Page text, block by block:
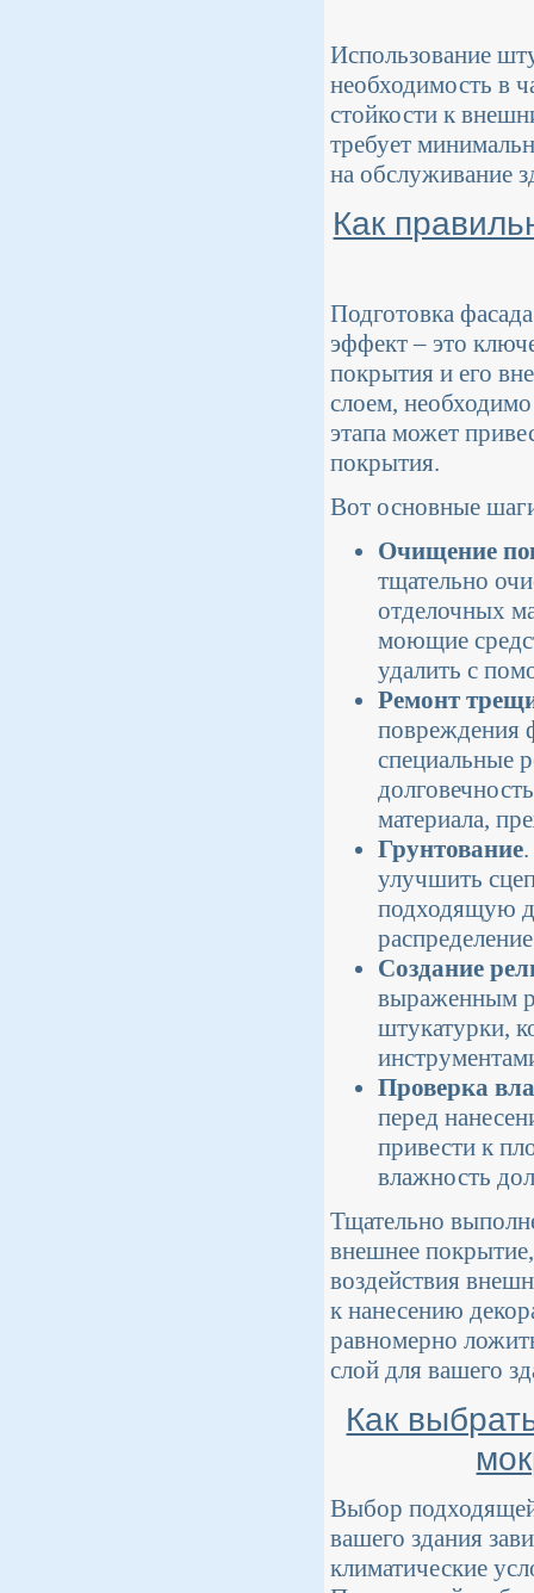
Использование
необходимость в
стойкости к
требует
на обслуживание
Как
Подготовка
эффект – это
покрытия и его
слоем,
этапа может
покрытия.
Вот основные
Очищение
тщательно
отделочных
моющие
удалить с
Ремонт
повреждения
специальные
материала,
Грунтование
улучшить
подходящую
Создание
выраженным
штукатурки,
Проверка
перед
привести к
влажность
Тщательно
внешнее
воздействия
к нанесению
равномерно
слой для вашего
Как
Выбор
вашего здания
климатические